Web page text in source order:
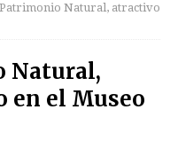
Patrimonio Natural, atractivo
Natural,
en el Museo